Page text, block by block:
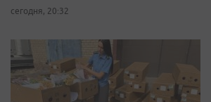
сегодня, 20:32